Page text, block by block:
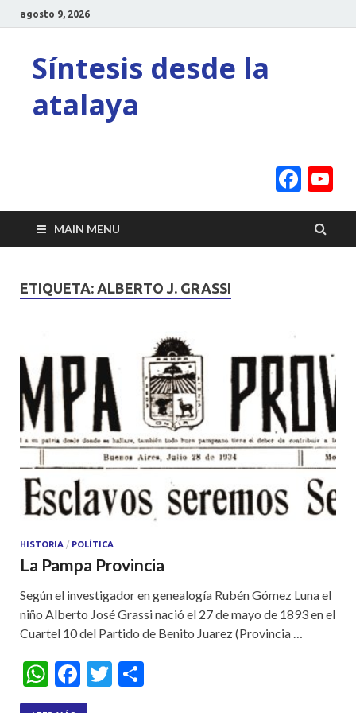
agosto 9, 2026
Síntesis desde la
atalaya
MAIN MENU
ETIQUETA: ALBERTO J. GRASSI
HISTORIA / POLÍTICA
La Pampa Provincia
Según el investigador en genealogía Rubén Gómez Luna el
niño Alberto José Grassi nació el 27 de mayo de 1893 en el
Cuartel 10 del Partido de Benito Juarez (Provincia …
W
h
F
ac
T